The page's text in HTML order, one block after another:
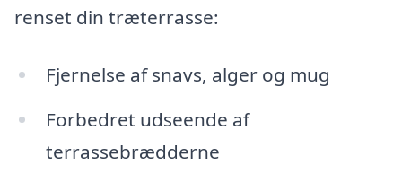
renset din træterrasse:
Fjernelse af snavs, alger og mug
Forbedret udseende af
terrassebrædderne